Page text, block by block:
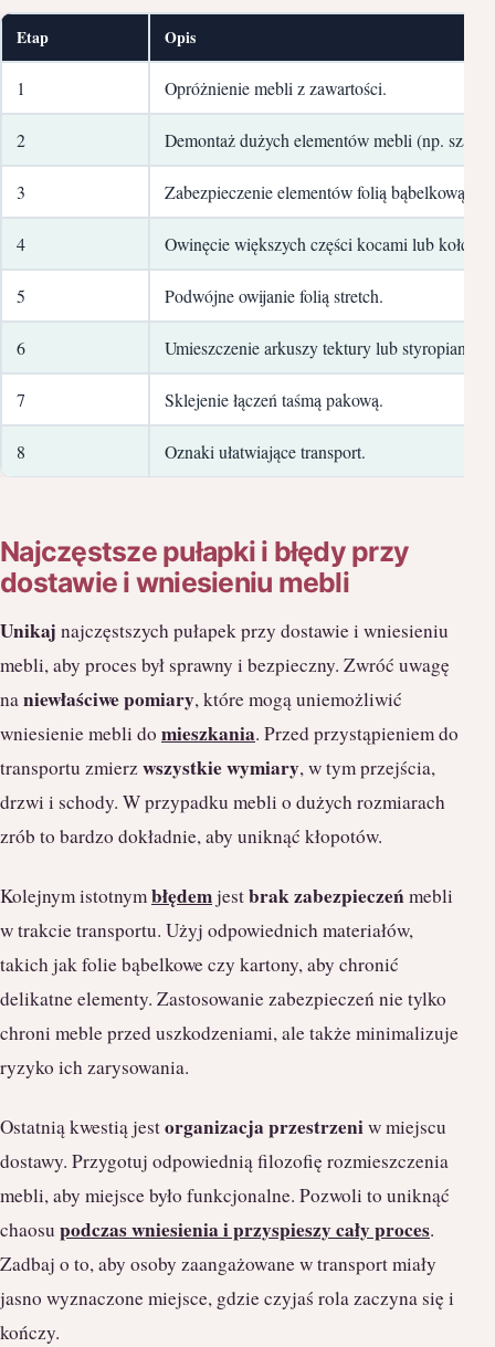
Etap Opis
1 Opróżnienie mebli z zawartości.
2 Demontaż dużych elementów mebli (np. szaf).
3 Zabezpieczenie elementów folią bąbelkową
4 Owinęcie większych części kocami lub
5 Podwójne owijanie folią stretch.
6 Umieszczenie arkuszy tektury lub styropianu
7 Sklejenie łączeń taśmą pakową.
8 Oznaki ułatwiające transport.
Najczęstsze pułapki i błędy przy
dostawie i wniesieniu mebli
Unikaj najczęstszych pułapek przy dostawie i wniesieniu
mebli, aby proces był sprawny i bezpieczny. Zwróć uwagę
na niewłaściwe pomiary, które mogą uniemożliwić
wniesienie mebli do mieszkania. Przed przystąpieniem do
transportu zmierzwszystkie wymiary, w tym przejścia,
drzwi i schody. W przypadku mebli o dużych rozmiarach
zrób to bardzo dokładnie, aby uniknąć kłopotów.
Kolejnym istotnymbłędemjestbrak zabezpieczeńmebli
w trakcie transportu. Użyj odpowiednich materiałów,
takich jak folie bąbelkowe czy kartony, aby chronić
delikatne elementy. Zastosowanie zabezpieczeń nie tylko
chroni meble przed uszkodzeniami, ale także minimalizuje
ryzyko ich zarysowania.
Ostatnią kwestią jestorganizacja przestrzeniw miejscu
dostawy. Przygotuj odpowiednią filozofię rozmieszczenia
mebli, aby miejsce było funkcjonalne. Pozwoli to uniknąć
chaosu podczas wniesienia i przyspieszy cały proces.
Zadbaj o to, aby osoby zaangażowane w transport miały
jasno wyznaczone miejsce, gdzie czyjaś rola zaczyna się i
kończy.